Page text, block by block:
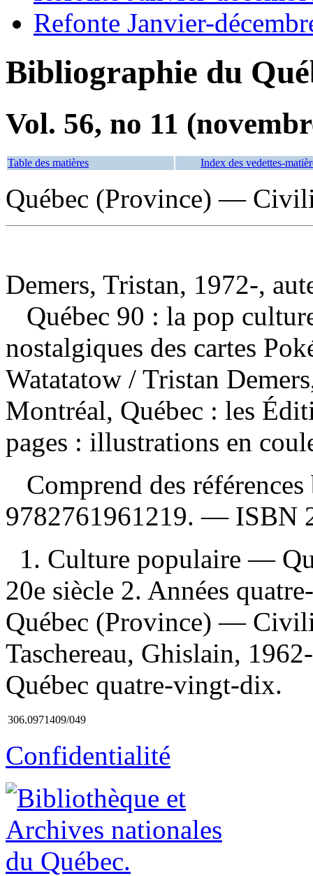
Refonte Janvier-
Bibliographie du
Vol. 56, no 11
Table des matières Index des vedettes-
Québec (Province) —
Demers, Tristan, 1972-,
Québec 90 : la pop
nostalgiques des cartes
Watatatow / Tristan
Montréal, Québec : les
pages : illustrations en
Comprend des
9782761961219. — ISBN
1. Culture populaire —
20e siècle 2. Années
Québec (Province) —
Taschereau, Ghislain,
Québec quatre-vingt-dix.
306.0971409/049
Confidentialité